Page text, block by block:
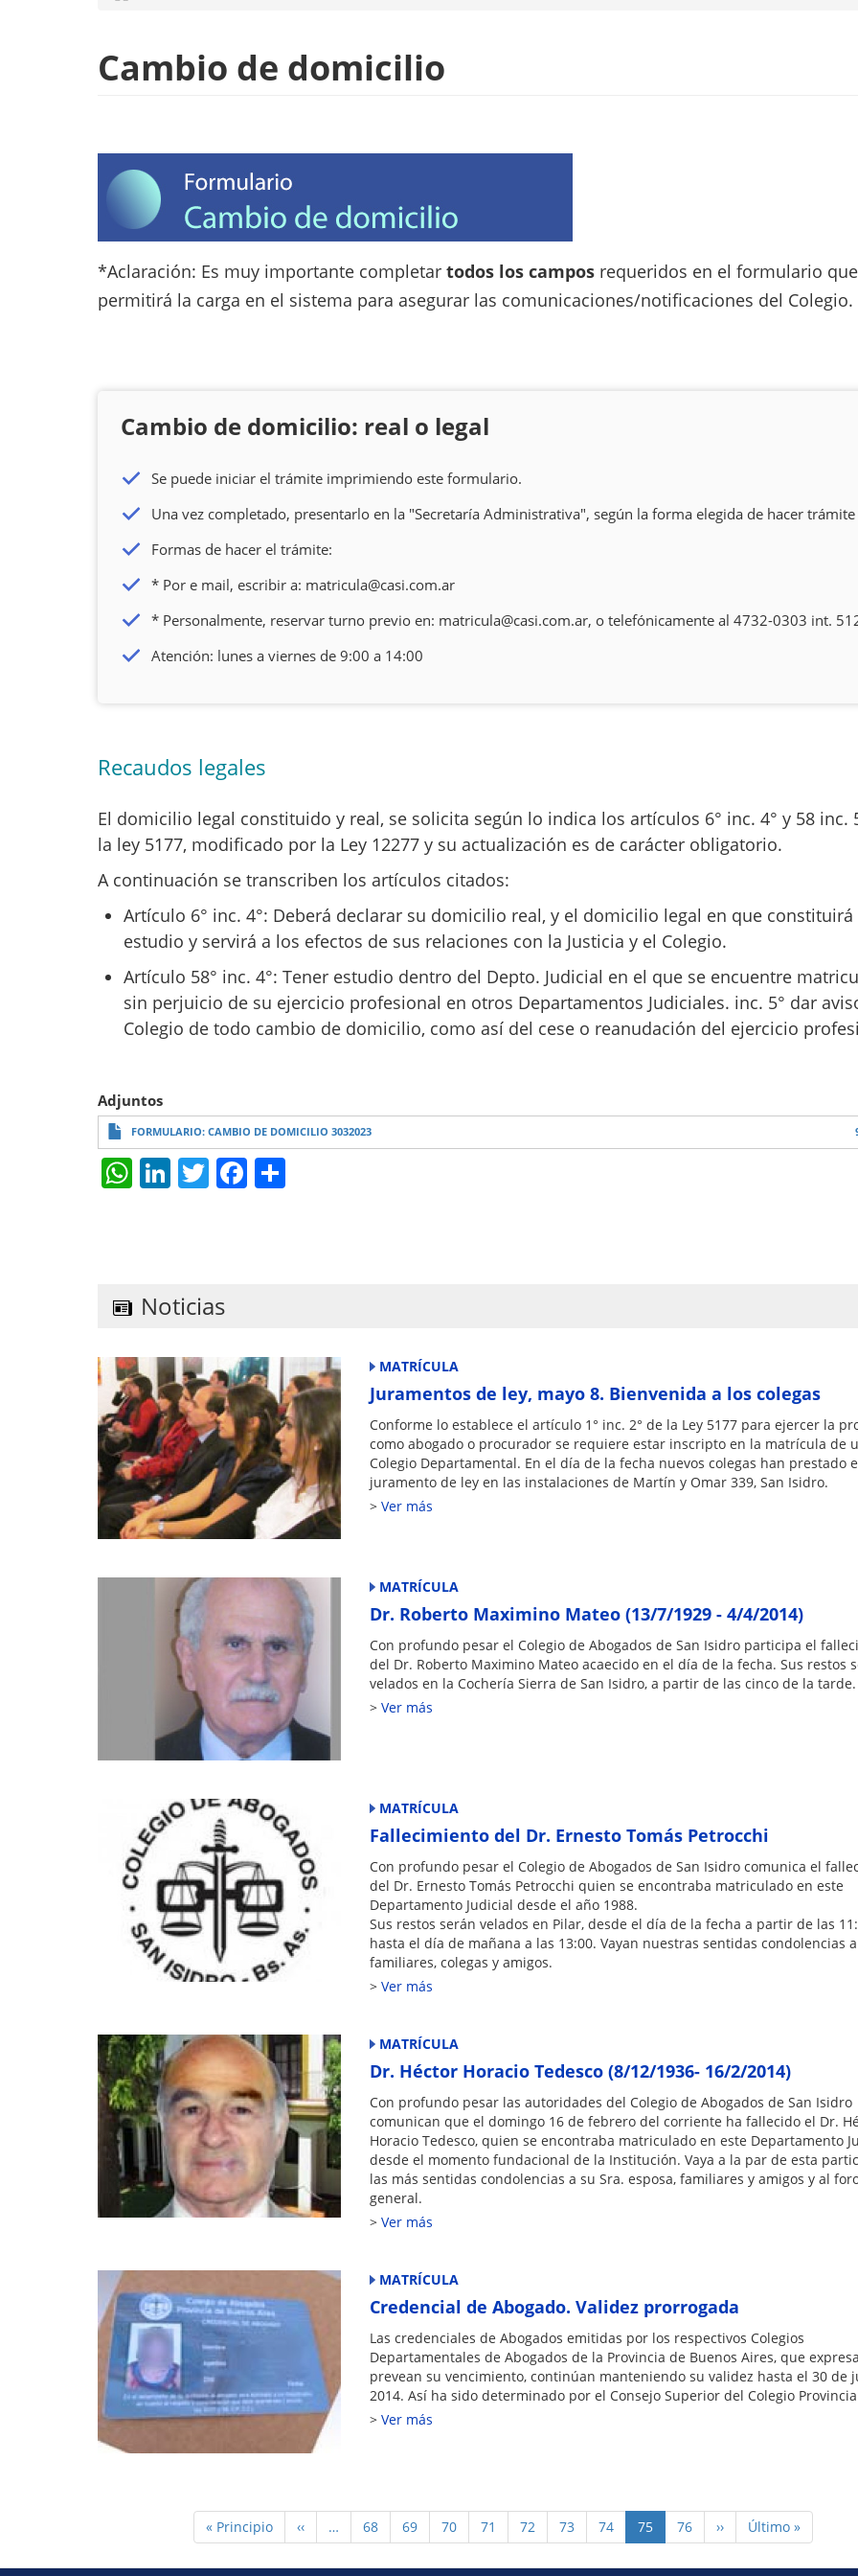
Matrícula
Cambio de domicilio
*Aclaración: Es muy importante completar todos los campos requeridos en el formulario que
permitirá la carga en el sistema para asegurar las comunicaciones/notificaciones del Colegio.
Cambio de domicilio: real o legal
Se puede iniciar el trámite imprimiendo este formulario.
Una vez completado, presentarlo en la "Secretaría Administrativa", según la forma elegida de hacer trámite
Formas de hacer el trámite:
* Por e mail, escribir a: matricula@casi.com.ar
* Personalmente, reservar turno previo en: matricula@casi.com.ar, o telefónicamente al 4732-0303 int.
Atención: lunes a viernes de 9:00 a 14:00
Recaudos legales
El domicilio legal constituido y real, se solicita según lo indica los artículos 6° inc. 4° y 58 inc.
la ley 5177, modificado por la Ley 12277 y su actualización es de carácter obligatorio.
A continuación se transcriben los artículos citados:
Artículo 6° inc. 4°: Deberá declarar su domicilio real, y el domicilio legal en que constituirá
estudio y servirá a los efectos de sus relaciones con la Justicia y el Colegio.
Artículo 58° inc. 4°: Tener estudio dentro del Depto. Judicial en el que se encuentre
sin perjuicio de su ejercicio profesional en otros Departamentos Judiciales. inc. 5° dar
Colegio de todo cambio de domicilio, como así del cese o reanudación del ejercicio
Adjuntos
FORMULARIO: CAMBIO DE DOMICILIO 3032023
W
h
A
p
p
Li
n
dI
n
T
w
F
a
o
k
Noticias
MATRÍCULA
Juramentos de ley, mayo 8. Bienvenida a los colegas
Conforme lo establece el artículo 1° inc. 2° de la Ley 5177 para ejercer la
como abogado o procurador se requiere estar inscripto en la matrícula de
Colegio Departamental. En el día de la fecha nuevos colegas han prestado
juramento de ley en las instalaciones de Martín y Omar 339, San Isidro.
Ver más
MATRÍCULA
Dr. Roberto Maximino Mateo (13/7/1929 - 4/4/2014)
Con profundo pesar el Colegio de Abogados de San Isidro participa el
del Dr. Roberto Maximino Mateo acaecido en el día de la fecha. Sus restos
velados en la Cochería Sierra de San Isidro, a partir de las cinco de la tarde.
Ver más
MATRÍCULA
Fallecimiento del Dr. Ernesto Tomás Petrocchi
Con profundo pesar el Colegio de Abogados de San Isidro comunica el
del Dr. Ernesto Tomás Petrocchi quien se encontraba matriculado en este
Departamento Judicial desde el año 1988.
Sus restos serán velados en Pilar, desde el día de la fecha a partir de las
hasta el día de mañana a las 13:00. Vayan nuestras sentidas condolencias
familiares, colegas y amigos.
Ver más
MATRÍCULA
Dr. Héctor Horacio Tedesco (8/12/1936- 16/2/2014)
Con profundo pesar las autoridades del Colegio de Abogados de San Isidro
comunican que el domingo 16 de febrero del corriente ha fallecido el Dr.
Horacio Tedesco, quien se encontraba matriculado en este Departamento
desde el momento fundacional de la Institución. Vaya a la par de esta
las más sentidas condolencias a su Sra. esposa, familiares y amigos y al
general.
Ver más
MATRÍCULA
Credencial de Abogado. Validez prorrogada
Las credenciales de Abogados emitidas por los respectivos Colegios
Departamentales de Abogados de la Provincia de Buenos Aires, que
prevean su vencimiento, continúan manteniendo su validez hasta el 30 de
2014. Así ha sido determinado por el Consejo Superior del Colegio
Ver más
Primera
página
« Principio
Página
anterior
‹‹ … Page
68 Page
69 Page
70 Page
71 Page
72 Page
73 Page
74
Página
actual
75 Page
76
Siguiente
página
››
Última
página
Último »